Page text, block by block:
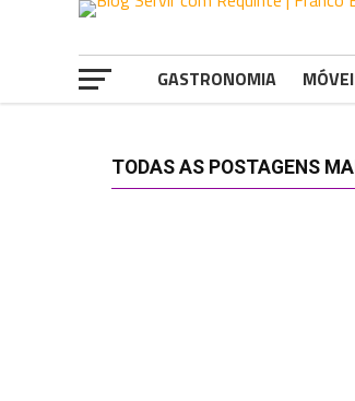
GASTRONOMIA
TODAS AS POSTAGENS